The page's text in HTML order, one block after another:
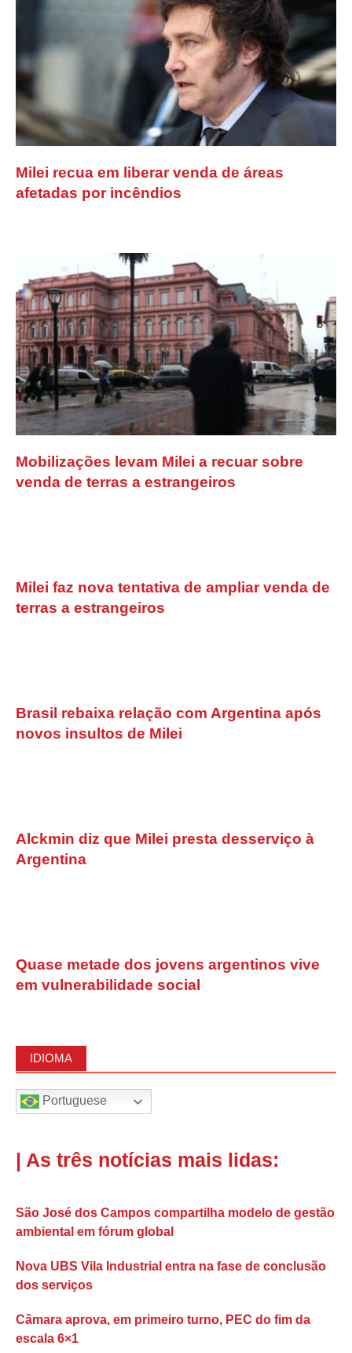
Milei recua em liberar venda de áreas
afetadas por incêndios
Mobilizações levam Milei a recuar sobre
venda de terras a estrangeiros
Milei faz nova tentativa de ampliar venda de
terras a estrangeiros
Brasil rebaixa relação com Argentina após
novos insultos de Milei
Alckmin diz que Milei presta desserviço à
Argentina
Quase metade dos jovens argentinos vive
em vulnerabilidade social
IDIOMA
Portuguese
| As três notícias mais lidas:
São José dos Campos compartilha modelo de gestão
ambiental em fórum global
Nova UBS Vila Industrial entra na fase de conclusão
dos serviços
Câmara aprova, em primeiro turno, PEC do fim da
escala 6×1